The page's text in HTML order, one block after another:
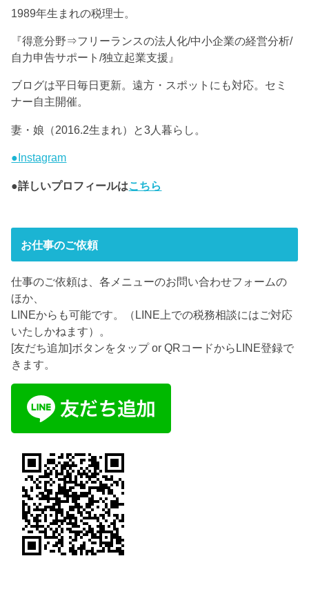
1989年生まれの税理士。
『得意分野⇒フリーランスの法人化/中小企業の経営分析/
自力申告サポート/独立起業支援』
ブログは平日毎日更新。遠方・スポットにも対応。セミ
ナー自主開催。
妻・娘（2016.2生まれ）と3人暮らし。
●Instagram
●詳しいプロフィールはこちら
お仕事のご依頼
仕事のご依頼は、各メニューのお問い合わせフォームの
ほか、
LINEからも可能です。（LINE上での税務相談にはご対応
いたしかねます）。
[友だち追加]ボタンをタップ or QRコードからLINE登録で
きます。